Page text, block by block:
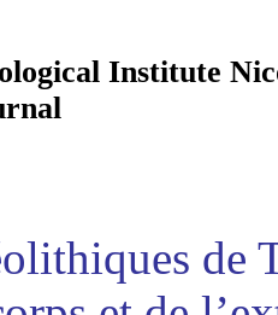
Institute
de